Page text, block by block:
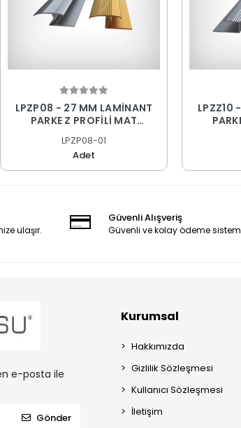
LPZP08 - 27 MM LAMİNANT
PARKE Z PROFİLİ MAT
LPZP08-01
Adet
LPZZ10
ulaşır.
Güvenli Alışveriş
Güvenli ve kolay ödeme
e-posta ile
Gönder
Kurumsal
Hakkımızda
Gizlilik Sözleşmesi
Kullanıcı Sözleşmesi
İletişim